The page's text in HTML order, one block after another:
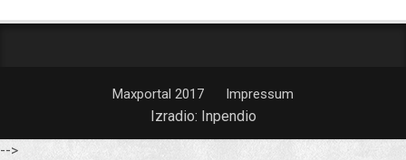
Maxportal 2017 Impressum
Izradio: Inpendio
-->